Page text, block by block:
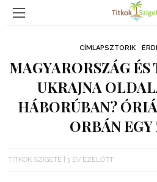
CÍMLAPSZTORIK
MAGYARORSZÁG
UKRAJNA
HÁBORÚBAN?
ORBÁN EGY
TITKOK SZIGETE 3 ÉV EZELŐTT